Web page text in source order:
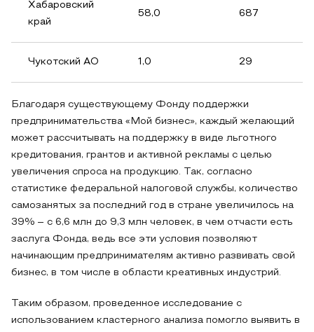
Хабаровский
край
58,0 687
Чукотский АО 1,0 29
Благодаря существующему Фонду поддержки
предпринимательства «Мой бизнес», каждый желающий
может рассчитывать на поддержку в виде льготного
кредитования, грантов и активной рекламы с целью
увеличения спроса на продукцию. Так, согласно
статистике федеральной налоговой службы, количество
самозанятых за последний год в стране увеличилось на
39% – с 6,6 млн до 9,3 млн человек, в чем отчасти есть
заслуга Фонда, ведь все эти условия позволяют
начинающим предпринимателям активно развивать свой
бизнес, в том числе в области креативных индустрий.
Таким образом, проведенное исследование с
использованием кластерного анализа помогло выявить в